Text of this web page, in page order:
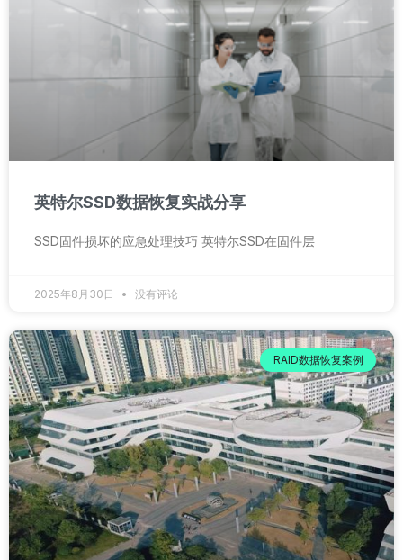
英特尔SSD数据恢复实战分享
SSD固件损坏的应急处理技巧 英特尔SSD在固件层
2025年8月30日 没有评论
RAID数据恢复案例